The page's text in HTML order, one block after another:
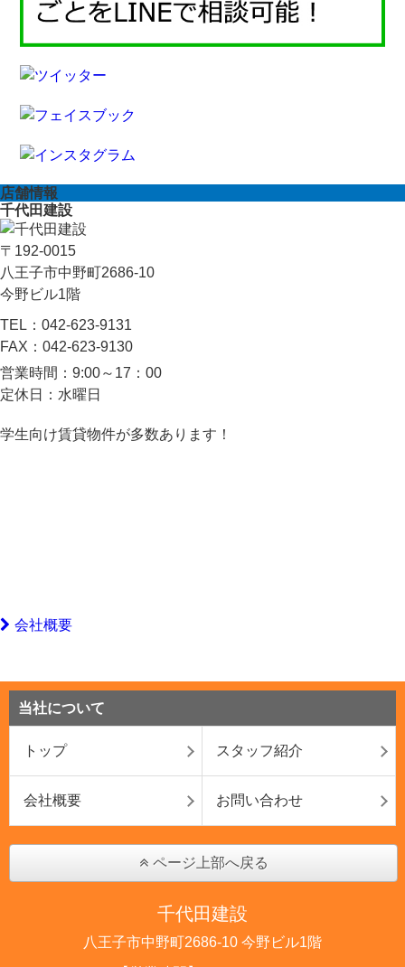
店舗情報
千代田建設
〒192-0015
八王子市中野町2686-10
今野ビル1階
TEL： 042-623-9131
FAX： 042-623-9130
営業時間： 9:00～17：00
定休日： 水曜日
学生向け賃貸物件が多数あります！
会社概要
当社について
トップ スタッフ紹介
会社概要 お問い合わせ
ページ上部へ戻る
千代田建設
八王子市中野町2686-10 今野ビル1階